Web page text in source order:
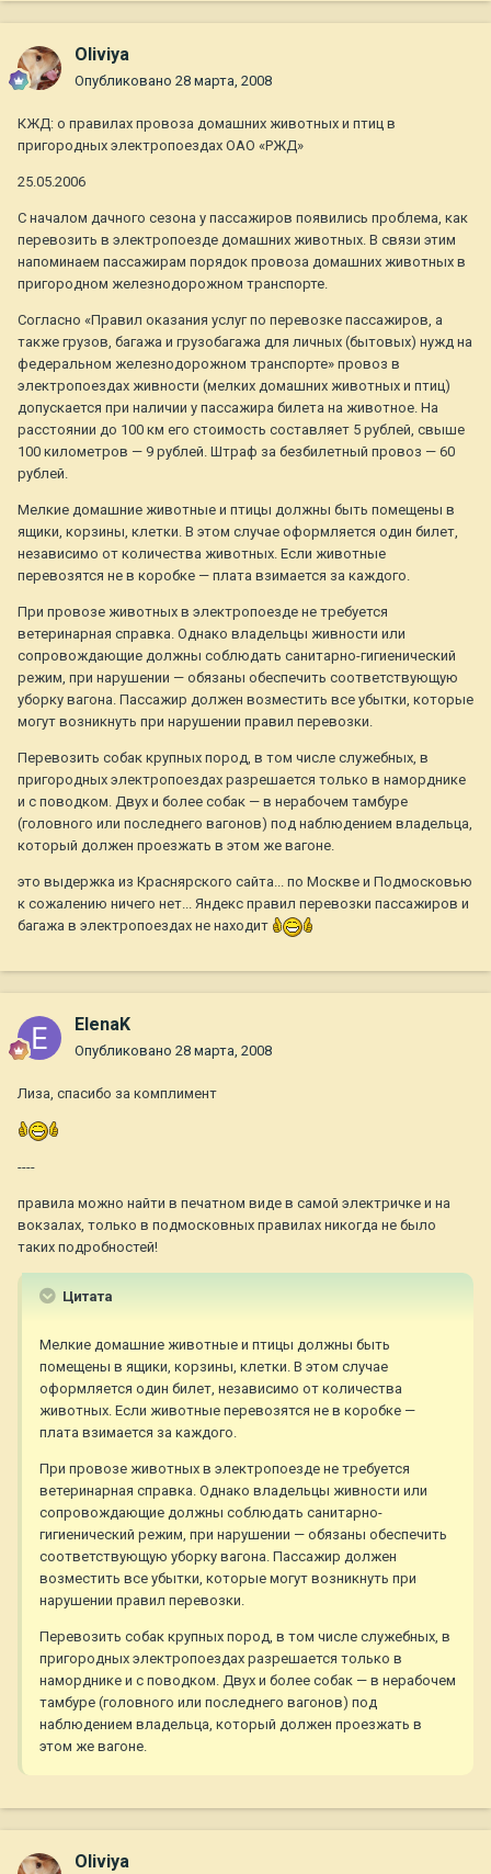
Oliviya
Опубликовано 28 марта, 2008
КЖД: о правилах провоза домашних животных и птиц в
пригородных электропоездах ОАО «РЖД»
25.05.2006
С началом дачного сезона у пассажиров появились проблема, как
перевозить в электропоезде домашних животных. В связи этим
напоминаем пассажирам порядок провоза домашних животных в
пригородном железнодорожном транспорте.
Согласно «Правил оказания услуг по перевозке пассажиров, а
также грузов, багажа и грузобагажа для личных (бытовых) нужд на
федеральном железнодорожном транспорте» провоз в
электропоездах живности (мелких домашних животных и птиц)
допускается при наличии у пассажира билета на животное. На
расстоянии до 100 км его стоимость составляет 5 рублей, свыше
100 километров — 9 рублей. Штраф за безбилетный провоз — 60
рублей.
Мелкие домашние животные и птицы должны быть помещены в
ящики, корзины, клетки. В этом случае оформляется один билет,
независимо от количества животных. Если животные
перевозятся не в коробке — плата взимается за каждого.
При провозе животных в электропоезде не требуется
ветеринарная справка. Однако владельцы живности или
сопровождающие должны соблюдать санитарно-гигиенический
режим, при нарушении — обязаны обеспечить соответствующую
уборку вагона. Пассажир должен возместить все убытки, которые
могут возникнуть при нарушении правил перевозки.
Перевозить собак крупных пород, в том числе служебных, в
пригородных электропоездах разрешается только в наморднике
и с поводком. Двух и более собак — в нерабочем тамбуре
(головного или последнего вагонов) под наблюдением владельца,
который должен проезжать в этом же вагоне.
это выдержка из Краснярского сайта... по Москве и Подмосковью
к сожалению ничего нет... Яндекс правил перевозки пассажиров и
багажа в электропоездах не находит
ElenaK
Опубликовано 28 марта, 2008
Лиза, спасибо за комплимент
----
правила можно найти в печатном виде в самой электричке и на
вокзалах, только в подмосковных правилах никогда не было
таких подробностей!
Цитата
Мелкие домашние животные и птицы должны быть
помещены в ящики, корзины, клетки. В этом случае
оформляется один билет, независимо от количества
животных. Если животные перевозятся не в коробке —
плата взимается за каждого.
При провозе животных в электропоезде не требуется
ветеринарная справка. Однако владельцы живности или
сопровождающие должны соблюдать санитарно-
гигиенический режим, при нарушении — обязаны обеспечить
соответствующую уборку вагона. Пассажир должен
возместить все убытки, которые могут возникнуть при
нарушении правил перевозки.
Перевозить собак крупных пород, в том числе служебных, в
пригородных электропоездах разрешается только в
наморднике и с поводком. Двух и более собак — в нерабочем
тамбуре (головного или последнего вагонов) под
наблюдением владельца, который должен проезжать в
этом же вагоне.
Oliviya